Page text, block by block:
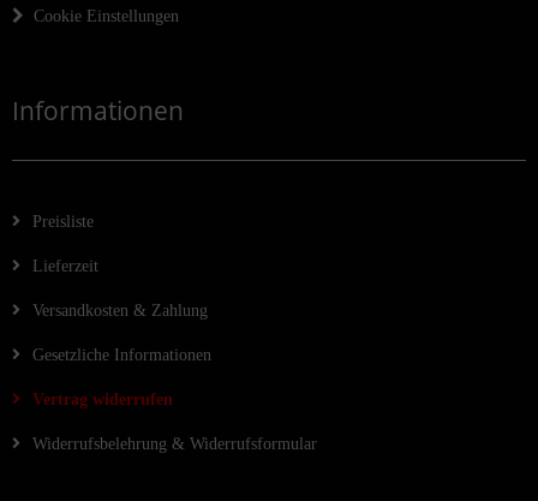
Cookie Einstellungen
Informationen
Preisliste
Lieferzeit
Versandkosten & Zahlung
Gesetzliche Informationen
Vertrag widerrufen
Widerrufsbelehrung & Widerrufsformular